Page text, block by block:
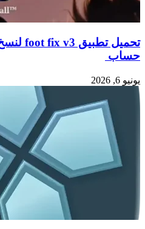
حساب
يونيو 6, 2026